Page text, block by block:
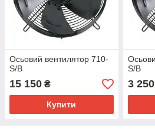
Осьовий вентилятор 710-
S/B
15 150 ₴
Купити
S/B
3 250